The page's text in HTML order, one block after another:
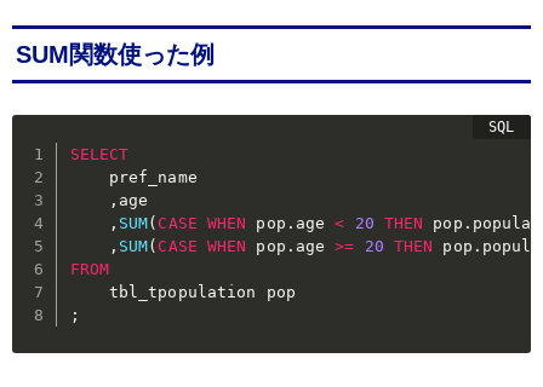
SUM関数使った例
SELECT
    pref_name
, age
, SUM( CASE WHEN pop . age < 20 THEN pop .
, SUM( CASE WHEN pop . age >= 20 THEN pop .
FROM
;